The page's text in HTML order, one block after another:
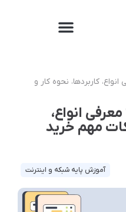
کاربردها، نحوه کار و
انواع،
مهم خرید
آموزش پایه شبکه و اینترنت